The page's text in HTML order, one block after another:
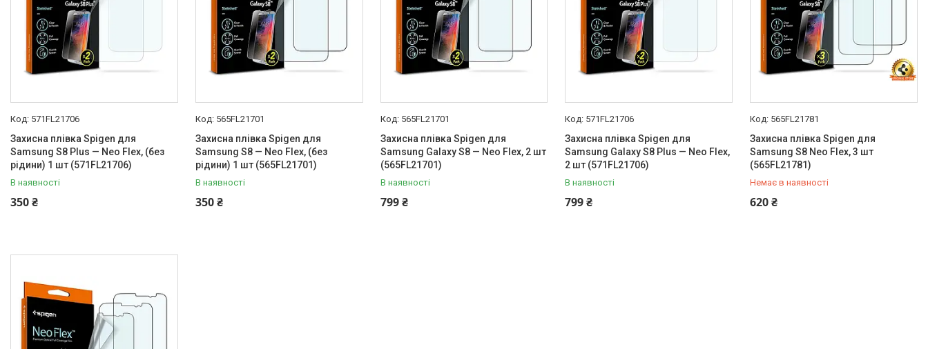
571FL21706
Захисна плівка Spigen для
Samsung S8 Plus — Neo Flex, (без
рідини) 1 шт (571FL21706)
В наявності
350 ₴
565FL21701
Захисна плівка Spigen для
Samsung S8 — Neo Flex, (без
рідини) 1 шт (565FL21701)
В наявності
350 ₴
565FL21701
Захисна плівка Spigen для
Samsung Galaxy S8 — Neo Flex, 2 шт
(565FL21701)
В наявності
799 ₴
571FL21706
Захисна плівка Spigen для
Samsung Galaxy S8 Plus — Neo Flex,
2 шт (571FL21706)
В наявності
799 ₴
565FL21781
Захисна плівка Spigen для
Samsung S8 Neo Flex, 3 шт
(565FL21781)
Немає в наявності
620 ₴
+380 (67) 707-05-45